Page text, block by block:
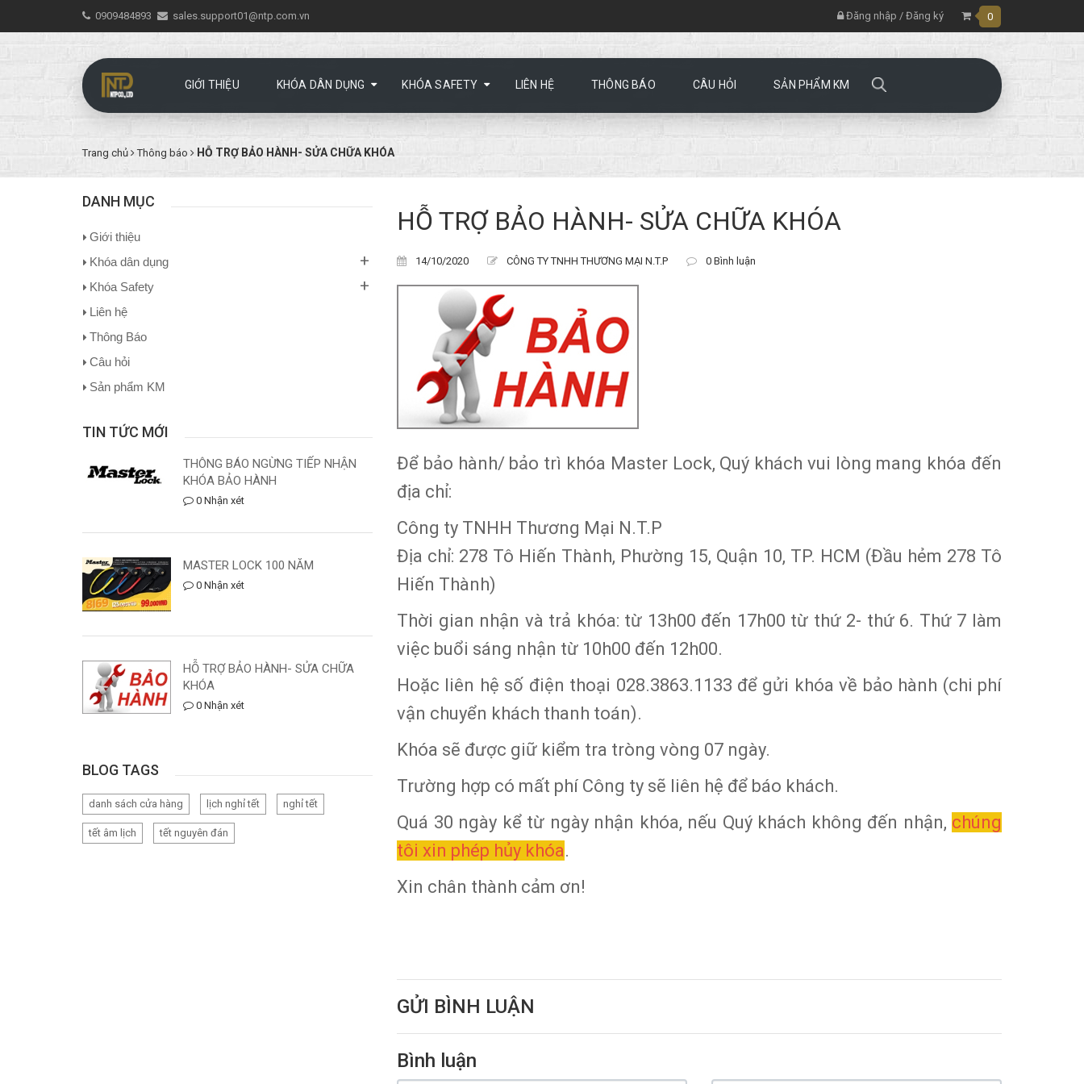
0909484893 sales.support01@ntp.com.vn Đăng nhập / Đăng ký 0
GIỚI THIỆU KHÓA DÂN DỤNG KHÓA SAFETY LIÊN HỆ THÔNG BÁO CÂU HỎI SẢN PHẨM KM
Trang chủ Thông báo HỖ TRỢ BẢO HÀNH- SỬA CHỮA KHÓA
HỖ TRỢ BẢO HÀNH- SỬA CHỮA KHÓA
14/10/2020 CÔNG TY TNHH THƯƠNG MẠI N.T.P 0 Bình luận
Để bảo hành/ bảo trì khóa Master Lock, Quý khách vui lòng mang khóa đến
địa chỉ:
Công ty TNHH Thương Mại N.T.P
Địa chỉ: 278 Tô Hiến Thành, Phường 15, Quận 10, TP. HCM (Đầu hẻm 278 Tô
Hiến Thành)
Thời gian nhận và trả khóa: từ 13h00 đến 17h00 từ thứ 2- thứ 6. Thứ 7 làm
việc buổi sáng nhận từ 10h00 đến 12h00.
Hoặc liên hệ số điện thoại 028.3863.1133 để gửi khóa về bảo hành (chi phí
vận chuyển khách thanh toán).
Khóa sẽ được giữ kiểm tra tròng vòng 07 ngày.
Trường hợp có mất phí Công ty sẽ liên hệ để báo khách.
Quá 30 ngày kể từ ngày nhận khóa, nếu Quý khách không đến nhận, chúng
tôi xin phép hủy khóa.
Xin chân thành cảm ơn!
GỬI BÌNH LUẬN
Bình luận
DANH MỤC
Giới thiệu
Khóa dân dụng
+
Khóa Safety +
Liên hệ
Thông Báo
Câu hỏi
Sản phẩm KM
TIN TỨC MỚI
THÔNG BÁO NGỪNG TIẾP NHẬN
KHÓA BẢO HÀNH
0 Nhận xét
MASTER LOCK 100 NĂM
0 Nhận xét
HỖ TRỢ BẢO HÀNH- SỬA CHỮA
KHÓA
0 Nhận xét
BLOG TAGS
danh sách cửa hàng lịch nghỉ tết nghỉ tết
tết âm lịch tết nguyên đán